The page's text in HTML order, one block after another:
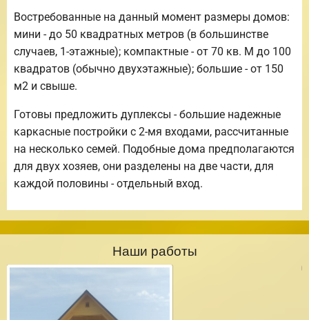
Востребованные на данный момент размеры домов:
мини - до 50 квадратных метров (в большинстве
случаев, 1-этажные); компактные - от 70 кв. М до 100
квадратов (обычно двухэтажные); большие - от 150
м2 и свыше.
Готовы предложить дуплексы - большие надежные
каркасные постройки с 2-мя входами, рассчитанные
на несколько семей. Подобные дома предполагаются
для двух хозяев, они разделены на две части, для
каждой половины - отдельный вход.
Наши работы